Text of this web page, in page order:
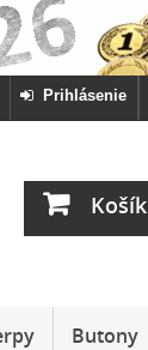
Prihlásenie
Košík
Butony